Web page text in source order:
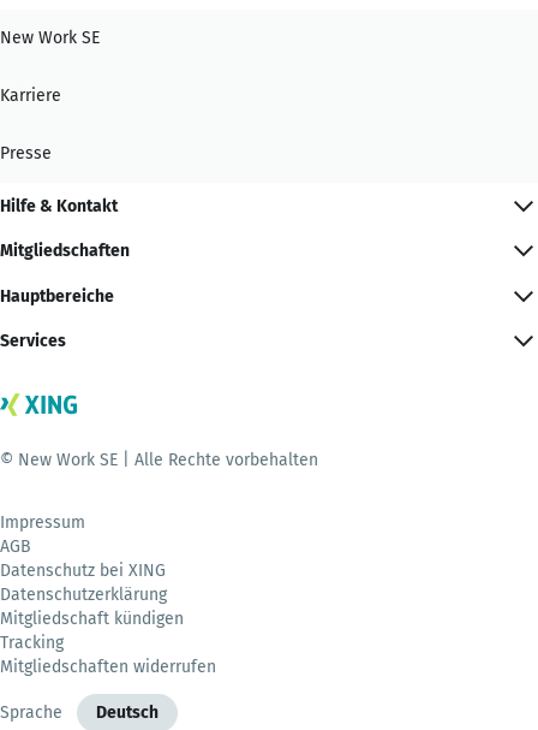
New Work SE
Karriere
Presse
Hilfe & Kontakt
Mitgliedschaften
Hauptbereiche
Services
© New Work SE | Alle Rechte vorbehalten
Impressum
AGB
Datenschutz bei XING
Datenschutzerklärung
Mitgliedschaft kündigen
Tracking
Mitgliedschaften widerrufen
Sprache Deutsch